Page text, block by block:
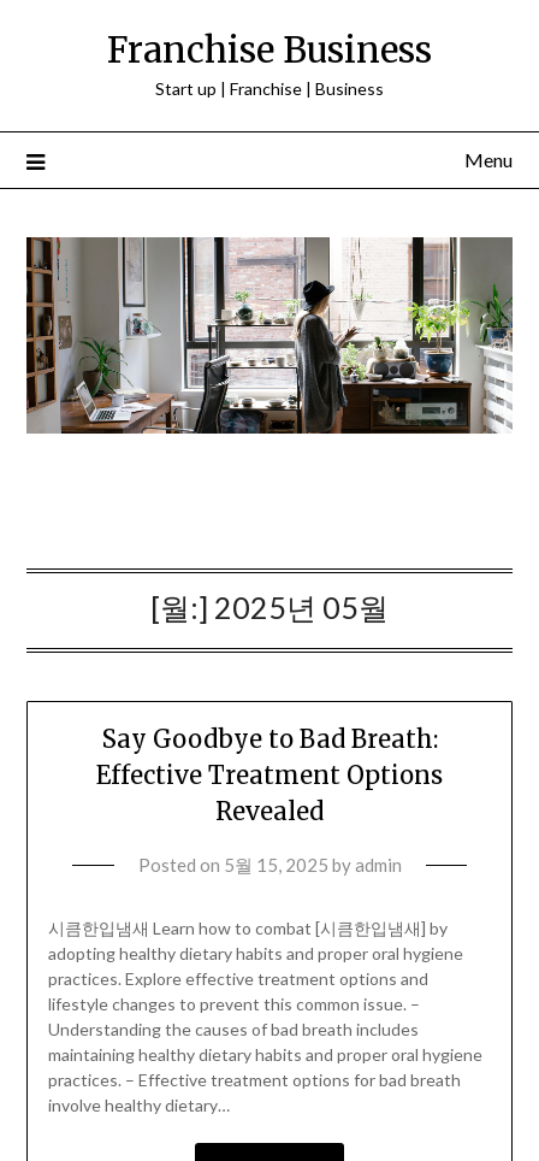
Franchise Business
Start up | Franchise | Business
Menu
[월:] 2025년 05월
Say Goodbye to Bad Breath:
Effective Treatment Options
Revealed
Posted on 5월 15, 2025 byadmin
시큼한입냄새 Learn how to combat [시큼한입냄새] by
adopting healthy dietary habits and proper oral hygiene
practices. Explore effective treatment options and
lifestyle changes to prevent this common issue. –
Understanding the causes of bad breath includes
maintaining healthy dietary habits and proper oral hygiene
practices. – Effective treatment options for bad breath
involve healthy dietary…